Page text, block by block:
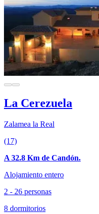
La Cerezuela
Zalamea la Real
(17)
A 32.8 Km de Candón.
Alojamiento entero
2 - 26 personas
8 dormitorios